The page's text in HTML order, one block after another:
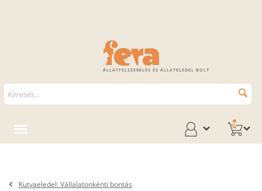
ÁLLATFELSZERELÉS ÉS ÁLLATELEDEL BOLT
0
Kutyaeledel: Vállalatonkénti bontás